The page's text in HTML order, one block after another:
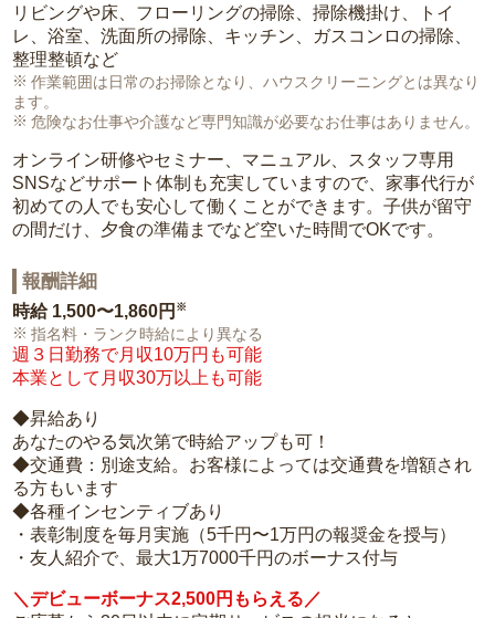
リビングや床、フローリングの掃除、掃除機掛け、トイ
レ、浴室、洗面所の掃除、キッチン、ガスコンロの掃除、
整理整頓など
作業範囲は日常のお掃除となり、ハウスクリーニングとは異なり
ます。
危険なお仕事や介護など専門知識が必要なお仕事はありません。
オンライン研修やセミナー、マニュアル、スタッフ専用
SNSなどサポート体制も充実していますので、家事代行が
初めての人でも安心して働くことができます。子供が留守
の間だけ、夕食の準備までなど空いた時間でOKです。
報酬詳細
時給 1,500〜1,860円 ※
指名料・ランク時給により異なる
週３日勤務で月収10万円も可能
本業として月収30万以上も可能
◆昇給あり
あなたのやる気次第で時給アップも可！
◆交通費：別途支給。お客様によっては交通費を増額され
る方もいます
◆各種インセンティブあり
・表彰制度を毎月実施（5千円〜1万円の報奨金を授与）
・友人紹介で、最大1万7000千円のボーナス付与
＼デビューボーナス2,500円もらえる／